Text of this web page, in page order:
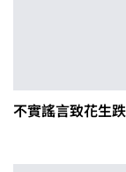
不實謠言致花生